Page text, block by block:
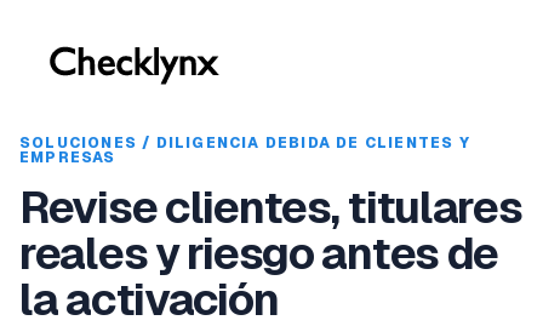
SOLUCIONES / DILIGENCIA DEBIDA DE CLIENTES Y
EMPRESAS
Revise clientes, titulares
reales y riesgo antes de
la activación